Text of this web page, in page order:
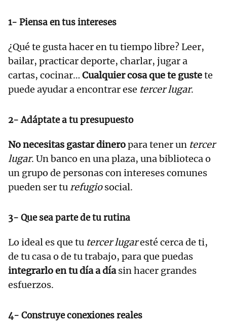
1- Piensa en tus intereses
¿Qué te gusta hacer en tu tiempo libre? Leer,
bailar, practicar deporte, charlar, jugar a
cartas, cocinar… Cualquier cosa que te gustete
puede ayudar a encontrar ese tercer lugar.
2- Adáptate a tu presupuesto
No necesitas gastar dineropara tener un tercer
lugar. Un banco en una plaza, una biblioteca o
un grupo de personas con intereses comunes
pueden ser tu refugiosocial.
3- Que sea parte de tu rutina
Lo ideal es que tu tercer lugaresté cerca de ti,
de tu casa o de tu trabajo, para que puedas
integrarlo en tu día a díasin hacer grandes
esfuerzos.
4- Construye conexiones reales